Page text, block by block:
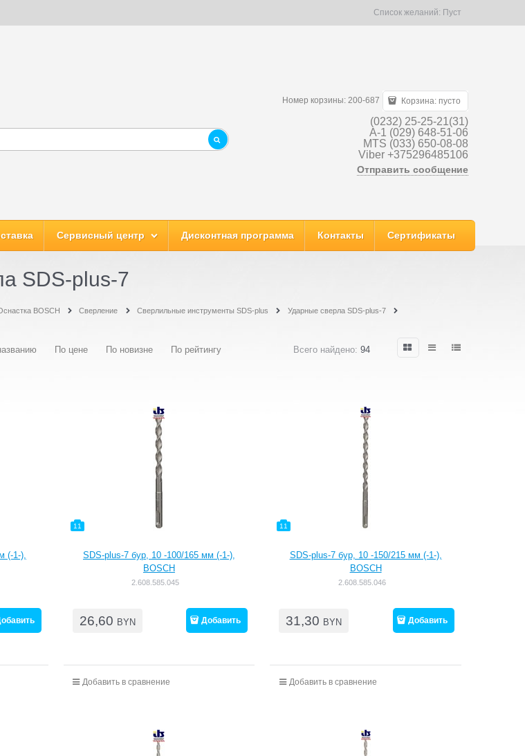
Список желаний: Пуст
Номер корзины: 200-687 Корзина: пусто
(0232) 25-25-21(31)
A-1 (029) 648-51-06
MTS (033) 650-08-08
Viber +375296485106
Отправить сообщение
Сервисный центр Дисконтная программа Контакты Сертификаты
SDS-plus-7
BOSCH Сверление Сверлильные инструменты SDS-plus
Ударные сверла SDS-plus-7
По цене По новизне По рейтингу Всего найдено: 94
(-1-),
11
SDS-plus-7 бур, 10 -100/165 мм (-1-),
BOSCH
2.608.585.045
26,60 BYN Добавить
Добавить в сравнение
11
SDS-plus-7 бур, 10 -150/215 мм (-1-),
BOSCH
2.608.585.046
31,30 BYN Добавить
Добавить в сравнение